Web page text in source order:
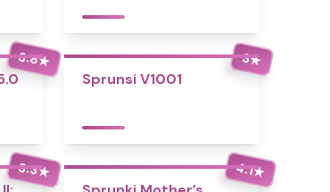
3.8★ 3★
Sprunsi V1001
3.3★ 4.1★